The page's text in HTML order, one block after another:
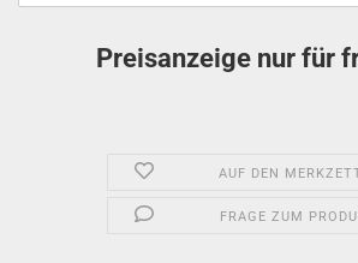
Preisanzeige nur für
AUF DEN
FRAGE ZUM